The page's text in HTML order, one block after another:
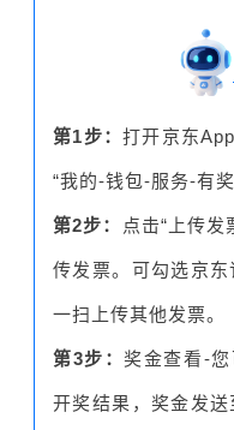
第1步：打开京东
“我的-钱包-服务-有
第2步： 点击“上传
传发票。可勾选京
一扫上传其他发票。
第3步： 奖金查看-您
开奖结果，奖金发